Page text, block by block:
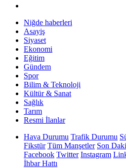
Niğde haberleri
Asayiş
Siyaset
Ekonomi
Eğitim
Gündem
Spor
Bilim & Teknoloji
Kültür & Sanat
Sağlık
Tarım
Resmi İlanlar
Hava Durumu Trafik Durumu
Fikstür Tüm Manşetler Son
Facebook Twitter Instagram
İhbar Hattı